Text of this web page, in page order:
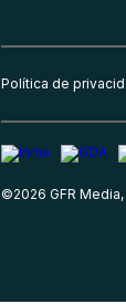
Política de
©2026 GFR